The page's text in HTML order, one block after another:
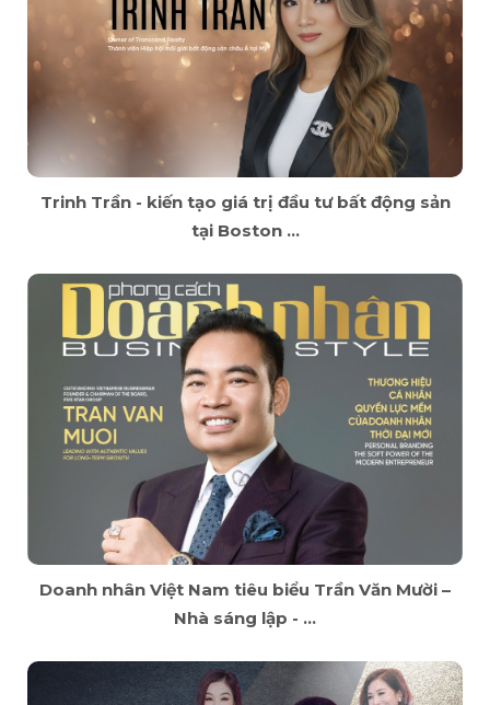
Trinh Trần - kiến tạo giá trị đầu tư bất động sản
tại Boston ...
Doanh nhân Việt Nam tiêu biểu Trần Văn Mười –
Nhà sáng lập - ...